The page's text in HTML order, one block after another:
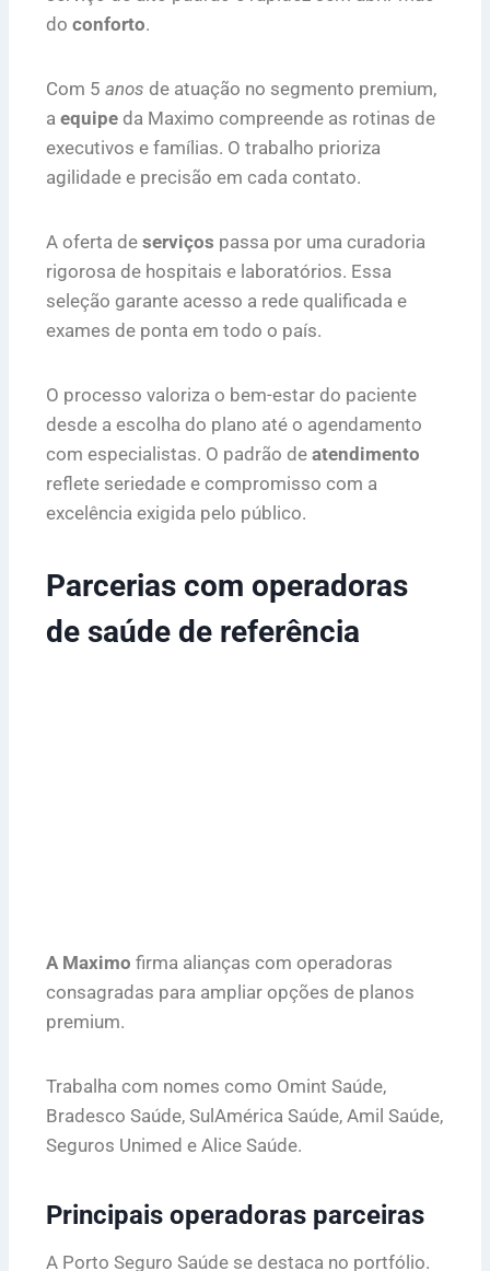
do conforto.
Com 5 anos de atuação no segmento premium,
a equipe da Maximo compreende as rotinas de
executivos e famílias. O trabalho prioriza
agilidade e precisão em cada contato.
A oferta de serviços passa por uma curadoria
rigorosa de hospitais e laboratórios. Essa
seleção garante acesso a rede qualificada e
exames de ponta em todo o país.
O processo valoriza o bem-estar do paciente
desde a escolha do plano até o agendamento
com especialistas. O padrão de atendimento
reflete seriedade e compromisso com a
excelência exigida pelo público.
Parcerias com operadoras
de saúde de referência
A Maximo firma alianças com operadoras
consagradas para ampliar opções de planos
premium.
Trabalha com nomes como Omint Saúde,
Bradesco Saúde, SulAmérica Saúde, Amil Saúde,
Seguros Unimed e Alice Saúde.
Principais operadoras parceiras
A Porto Seguro Saúde se destaca no portfólio.